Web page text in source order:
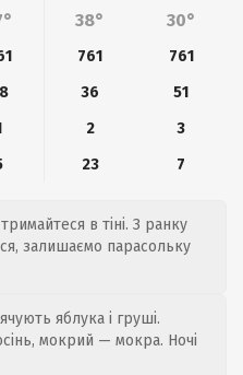
38° 30°
761
761
36
51
2
3
23 7
в тіні. З ранку
залишаємо парасольку
яблука і груші.
мокрий — мокра. Ночі